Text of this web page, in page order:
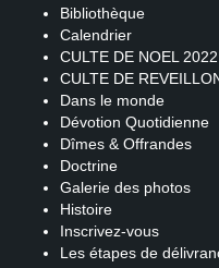
Bibliothèque
Calendrier
CULTE DE NOEL 2022
CULTE DE
Dans le monde
Dévotion Quotidienne
Dîmes & Offrandes
Doctrine
Galerie des photos
Histoire
Inscrivez-vous
Les étapes de